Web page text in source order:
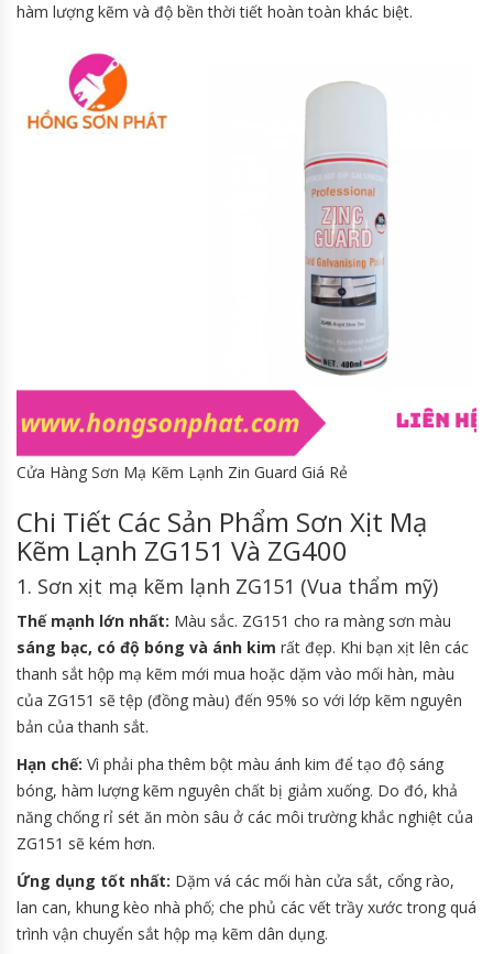
hàm lượng kẽm và độ bền thời tiết hoàn toàn khác biệt.
Cửa Hàng Sơn Mạ Kẽm Lạnh Zin Guard Giá Rẻ
Chi Tiết Các Sản Phẩm Sơn Xịt Mạ
Kẽm Lạnh ZG151 Và ZG400
1. Sơn xịt mạ kẽm lạnh ZG151 (Vua thẩm mỹ)
Thế mạnh lớn nhất: Màu sắc. ZG151 cho ra màng sơn màu
sáng bạc, có độ bóng và ánh kim rất đẹp. Khi bạn xịt lên các
thanh sắt hộp mạ kẽm mới mua hoặc dặm vào mối hàn, màu
của ZG151 sẽ tệp (đồng màu) đến 95% so với lớp kẽm nguyên
bản của thanh sắt.
Hạn chế: Vì phải pha thêm bột màu ánh kim để tạo độ sáng
bóng, hàm lượng kẽm nguyên chất bị giảm xuống. Do đó, khả
năng chống rỉ sét ăn mòn sâu ở các môi trường khắc nghiệt của
ZG151 sẽ kém hơn.
Ứng dụng tốt nhất: Dặm vá các mối hàn cửa sắt, cổng rào,
lan can, khung kèo nhà phố; che phủ các vết trầy xước trong quá
trình vận chuyển sắt hộp mạ kẽm dân dụng.